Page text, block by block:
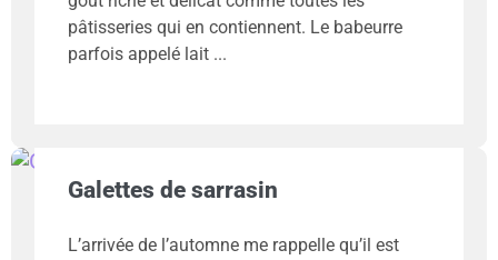
pâtisseries qui en contiennent. Le babeurre
parfois appelé lait
Galettes de sarrasin
L’arrivée de l’automne me rappelle qu’il est